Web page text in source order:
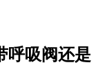
呼吸阀还是